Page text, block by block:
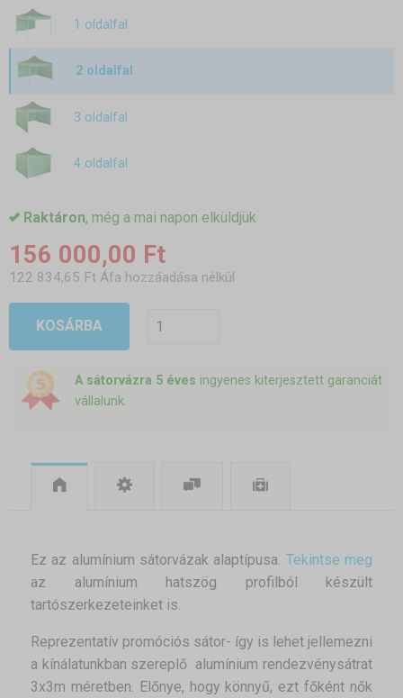
1 oldalfal
2 oldalfal
3 oldalfal
4 oldalfal
Raktáron, még a mai napon elküldjük
156 000,00 Ft
122 834,65 Ft Áfa hozzáadása nélkül
KOSÁRBA
A sátorvázra 5 éves ingyenes kiterjesztett garanciát
vállalunk.
Ez az alumínium sátorvázak alaptípusa. Tekintse meg
az alumínium hatszög profilból készült
tartószerkezeteinket is.
Reprezentatív promóciós sátor- így is lehet jellemezni
a kínálatunkban szereplő alumínium rendezvénysátrat
3x3m méretben. Előnye, hogy könnyű, ezt főként nők